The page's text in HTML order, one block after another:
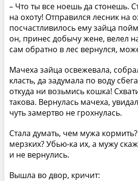
– Что ты все ноешь да стонешь.
на охоту! Отправился лесник на
посчастливилось ему зайца
он, принес добычу жене, велел
сам обратно в лес вернулся,
Мачеха зайца освежевала,
класть, да задумала по воду
откуда ни возьмись кошка!
такова. Вернулась мачеха,
чуть замертво не грохнулась.
Стала думать, чем мужа
мерзких? Убью-ка их, а мужу
и не вернулись.
Вышла во двор, кричит: